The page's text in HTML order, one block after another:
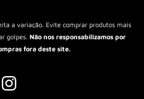
a variação. Evite comprar produtos mais
golpes. Não nos responsabilizamos por
fora deste site.